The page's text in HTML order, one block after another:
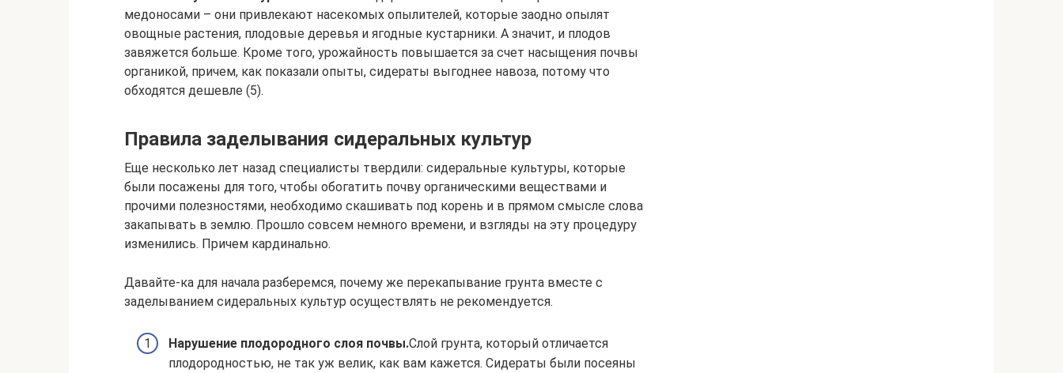
медоносами – они привлекают насекомых опылителей, которые заодно опылят
овощные растения, плодовые деревья и ягодные кустарники. А значит, и плодов
завяжется больше. Кроме того, урожайность повышается за счет насыщения почвы
органикой, причем, как показали опыты, сидераты выгоднее навоза, потому что
обходятся дешевле (5).
Правила заделывания сидеральных культур
Еще несколько лет назад специалисты твердили: сидеральные культуры, которые
были посажены для того, чтобы обогатить почву органическими веществами и
прочими полезностями, необходимо скашивать под корень и в прямом смысле слова
закапывать в землю. Прошло совсем немного времени, и взгляды на эту процедуру
изменились. Причем кардинально.
Давайте-ка для начала разберемся, почему же перекапывание грунта вместе с
заделыванием сидеральных культур осуществлять не рекомендуется.
Нарушение плодородного слоя почвы.Слой грунта, который отличается
плодородностью, не так уж велик, как вам кажется. Сидераты были посеяны